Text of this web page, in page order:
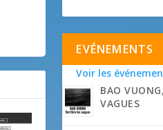
EVÉNEMENTS
Voir les
BAO
VAGUES